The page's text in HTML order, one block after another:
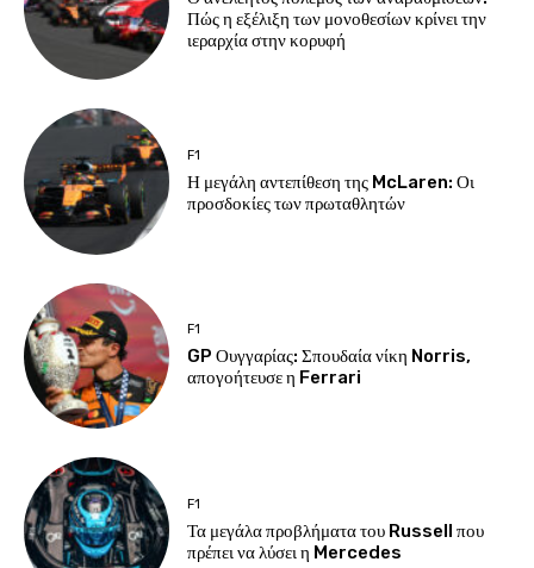
Πώς η εξέλιξη των μονοθεσίων κρίνει την
ιεραρχία στην κορυφή
F1
Η μεγάλη αντεπίθεση της McLaren: Οι
προσδοκίες των πρωταθλητών
F1
GP Ουγγαρίας: Σπουδαία νίκη Norris,
απογοήτευσε η Ferrari
F1
Τα μεγάλα προβλήματα του Russell που
πρέπει να λύσει η Mercedes